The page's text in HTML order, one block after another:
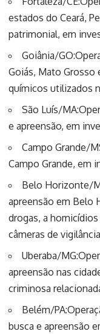
estados do Ceará,
patrimonial, em
Goiânia/
Goiás, Mato Grosso
químicos utilizados
São Luís/
e apreensão, em
Campo Grande/
Campo Grande, em
Belo Horizonte/
apreensão em Belo
drogas, a
câmeras de
Uberaba/
apreensão nas
criminosa
Belém/
busca e apreensão